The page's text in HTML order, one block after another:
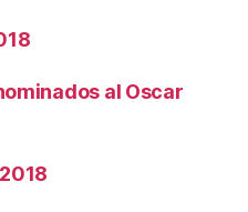
al Oscar